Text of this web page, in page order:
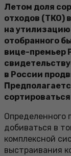
Летом доля
отходов (ТКО)
на утилизацию
отобранного
вице-премьер
в России
Определенного
добиваться в
комплексной
выстраивания